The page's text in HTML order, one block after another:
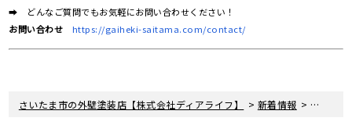
➡ どんなご質問でもお気軽にお問い合わせください！
お問い合わせ
https://gaiheki-saitama.com/contact/
さいたま市の外壁塗装店【株式会社ディアライフ】 > 新着情報 > 埼玉県